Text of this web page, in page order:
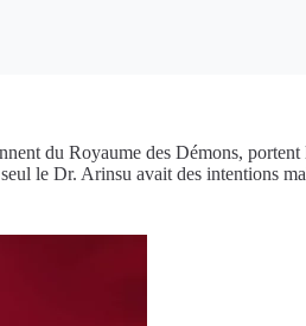
du Royaume des Démons,
le Dr. Arinsu avait des intentions